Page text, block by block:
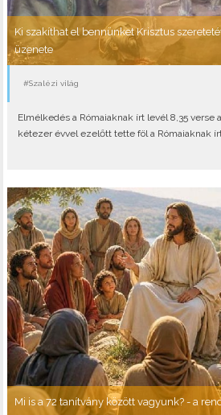
Ki szakíthat el bennünket Krisztus
üzenete
#Szalézi világ
Elmélkedés a Rómaiaknak írt levél 8,35 verse
kétezer évvel ezelőtt tette föl a Rómaiaknak írt
Mi is a 72 tanítvány között vagyunk? - a